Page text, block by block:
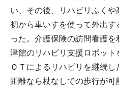
い、その後、リハビリふく
初から車いすを使って外出
った。介護保険の訪問看護
津館のリハビリ支援ロボット
ＯＴによるリハビリを継続
距離なら杖なしでの歩行が可